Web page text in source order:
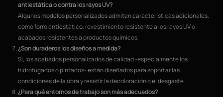
antiestática o contra los rayos UV?
Algunos modelos personalizados admiten características adicionales,
como forro antiestático, revestimiento resistente a los rayos UV o
acabados resistentes a productos químicos.
¿Son duraderos los diseños a medida?
Sí, los acabados personalizados de calidad -especialmente los
hidrofugados o pintados- están diseñados para soportar las
condiciones de la obra y resistir la decoloración o el desgaste.
¿Para qué entornos de trabajo son más adecuados?